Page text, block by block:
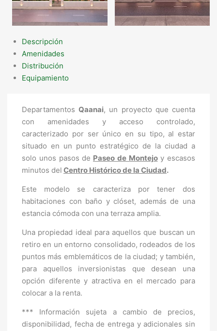
Descripción
Amenidades
Distribución
Equipamiento
DepartamentosQaanai, un proyecto que cuenta
con amenidades y acceso controlado,
caracterizado por ser único en su tipo, al estar
situado en un punto estratégico de la ciudad a
solo unos pasos de Paseo de Montejoy escasos
minutos del Centro Histórico de la Ciudad.
Este modelo se caracteriza por tener dos
habitaciones con baño y clóset, además de una
estancia cómoda con una terraza amplia.
Una propiedad ideal para aquellos que buscan un
retiro en un entorno consolidado, rodeados de los
puntos más emblemáticos de la ciudad; y también,
para aquellos inversionistas que desean una
opción diferente y atractiva en el mercado para
colocar a la renta.
*** Información sujeta a cambio de precios,
disponibilidad, fecha de entrega y adicionales sin